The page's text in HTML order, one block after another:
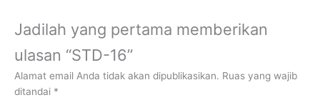
Jadilah yang pertama memberikan
ulasan “STD-16”
Alamat email Anda tidak akan dipublikasikan. Ruas yang wajib
ditandai *